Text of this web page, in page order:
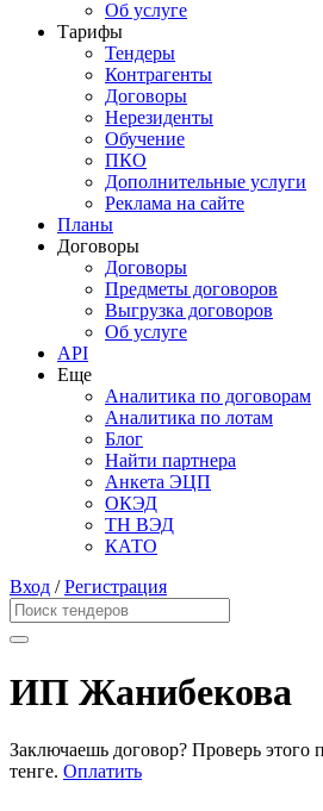
Об услуге
Тарифы
Тендеры
Контрагенты
Договоры
Нерезиденты
Обучение
ПКО
Дополнительные услуги
Реклама на сайте
Планы
Договоры
Договоры
Предметы договоров
Выгрузка договоров
Об услуге
API
Еще
Аналитика по договорам
Аналитика по лотам
Блог
Найти партнера
Анкета ЭЦП
ОКЭД
ТН ВЭД
КАТО
Вход /Регистрация
ИП Жанибекова
Заключаешь договор? Проверь этого
тенге. Оплатить